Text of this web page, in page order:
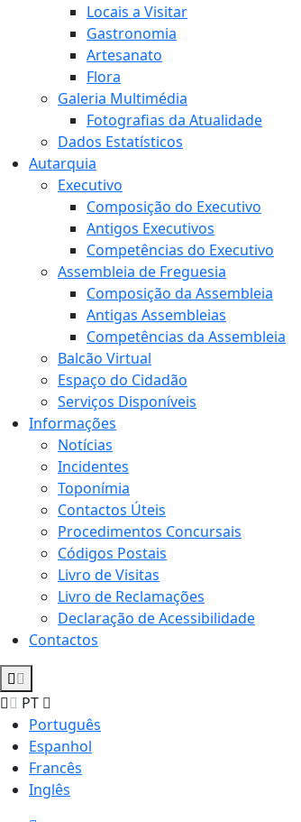
Locais a Visitar
Gastronomia
Artesanato
Flora
Galeria Multimédia
Fotografias da Atualidade
Dados Estatísticos
Autarquia
Executivo
Composição do Executivo
Antigos Executivos
Competências do Executivo
Assembleia de Freguesia
Composição da Assembleia
Antigas Assembleias
Competências da Assembleia
Balcão Virtual
Espaço do Cidadão
Serviços Disponíveis
Informações
Notícias
Incidentes
Toponímia
Contactos Úteis
Procedimentos Concursais
Códigos Postais
Livro de Visitas
Livro de Reclamações
Declaração de Acessibilidade
Contactos
PT
Português
Espanhol
Francês
Inglês